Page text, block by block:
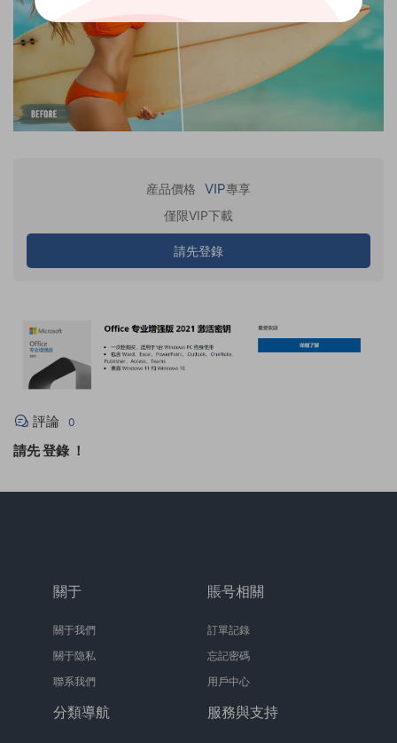
産品價格 VIP專享
僅限VIP下載
請先登錄
評論 0
請先登錄 ！
關于
關于我們
關于隐私
聯系我們
賬号相關
訂單記錄
忘記密碼
用戶中心
分類導航 服務與支持